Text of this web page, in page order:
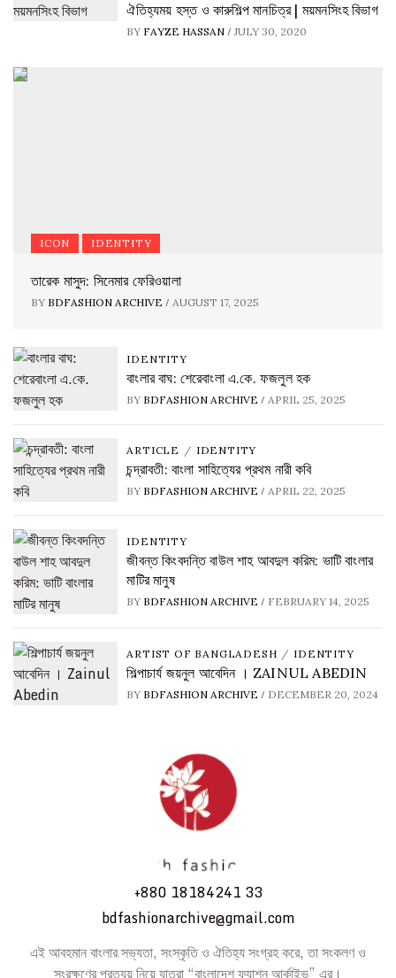
ঐতিহ্যময় হস্ত ও কারুশিল্প মানচিত্র | ময়মনসিংহ বিভাগ
BY FAYZE HASSAN/ JULY 30, 2020
ICON IDENTITY
তারেক মাসুদ: সিনেমার ফেরিওয়ালা
BY BDFASHION ARCHIVE / AUGUST 17, 2025
IDENTITY
বাংলার বাঘ: শেরেবাংলা এ.কে. ফজলুল হক
BY BDFASHION ARCHIVE/ APRIL 25, 2025
ARTICLE / IDENTITY
চন্দ্রাবতী: বাংলা সাহিত্যের প্রথম নারী কবি
BY BDFASHION ARCHIVE/ APRIL 22, 2025
IDENTITY
জীবন্ত কিংবদন্তি বাউল শাহ আবদুল করিম: ভাটি বাংলার
মাটির মানুষ
BY BDFASHION ARCHIVE/ FEBRUARY 14, 2025
ARTIST OF BANGLADESH / IDENTITY
শিল্পাচার্য জয়নুল আবেদিন । ZAINUL ABEDIN
BY BDFASHION ARCHIVE/ DECEMBER 20, 2024
+880 18184241 33
bdfashionarchive@gmail.com
এই আবহমান বাংলার সভ্যতা, সংস্কৃতি ও ঐতিহ্য সংগ্রহ করে, তা সংকলণ ও